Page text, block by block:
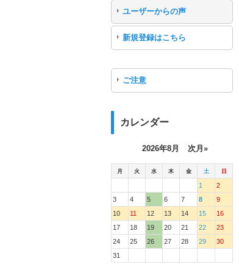
ユーザーからの声
新規登録はこちら
ご注意
カレンダー
2026年8月 次月»
月 火 水 木 金 土 日
1
2
3
4 5 6 7 8
9
10
11 12 13 14 15
16
17
18 19 20 21 22
23
24
25 26 27 28 29
30
31